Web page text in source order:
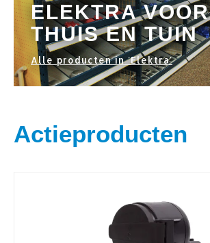
ELEKTRA VOOR
THUIS EN TUIN
Alle producten in 'Elektra'
Actieproducten